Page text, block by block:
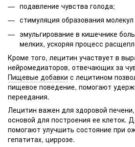
подавление чувства голода;
стимуляция образования
эмульгирование в кишечнике
мелких, ускоряя процесс
Кроме того, лецитин участвует в
нейромедиаторов, отвечающих за
Пищевые добавки с лецитином
пищевое поведение, помогают
переедания.
Лецитин важен для здоровой
основой для построения ее клеток.
помогают улучшить состояние при
гепатитах, циррозе.